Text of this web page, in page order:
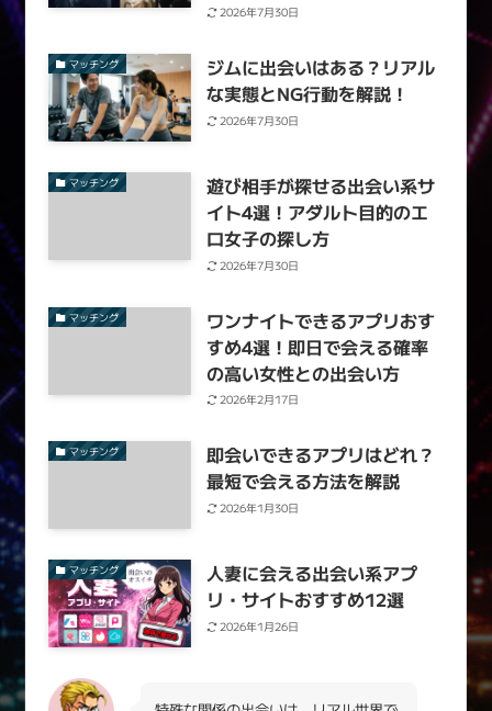
2026年7月30日
マッチング
ジムに出会いはある？リアル
な実態とNG行動を解説！
2026年7月30日
マッチング
遊び相手が探せる出会い系サ
イト4選！アダルト目的のエ
ロ女子の探し方
2026年7月30日
マッチング
ワンナイトできるアプリおす
すめ4選！即日で会える確率
の高い女性との出会い方
2026年2月17日
マッチング
即会いできるアプリはどれ？
最短で会える方法を解説
2026年1月30日
マッチング
人妻に会える出会い系アプ
リ・サイトおすすめ12選
2026年1月26日